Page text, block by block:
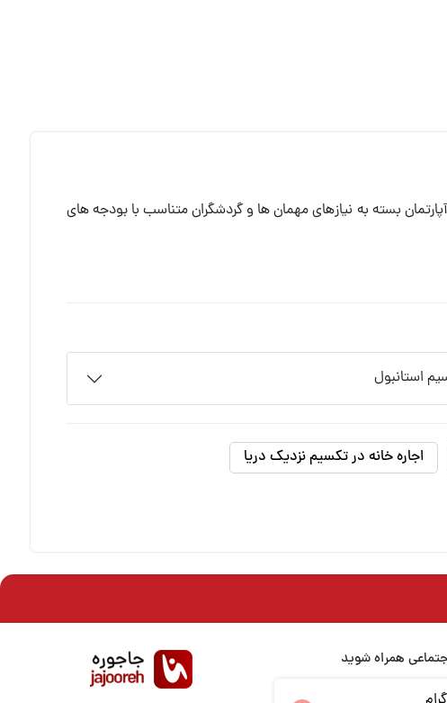
بسته به نیازهای مهمان ها و گردشگران متناسب با بودجه های
استانبول
اجاره خانه در تکسیم نزدیک دریا
همراه شوید